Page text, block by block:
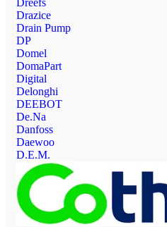
Drazice
Drain Pump
DP
Domel
DomaPart
Digital
Delonghi
DEEBOT
De.Na
Danfoss
Daewoo
D.E.M.